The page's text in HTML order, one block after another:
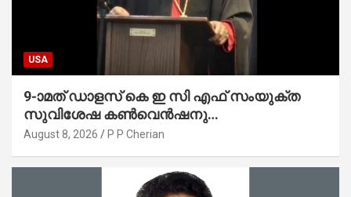
USA
9-ാമത് ഡാളസ് കെ ഇ സി എഫ് സംയുക്ത
സുവിശേഷ കൺവെൻഷനു
പ്രാർത്ഥനാനിർഭരമായ തുടക്കം
August 8, 2026 P P Cherian